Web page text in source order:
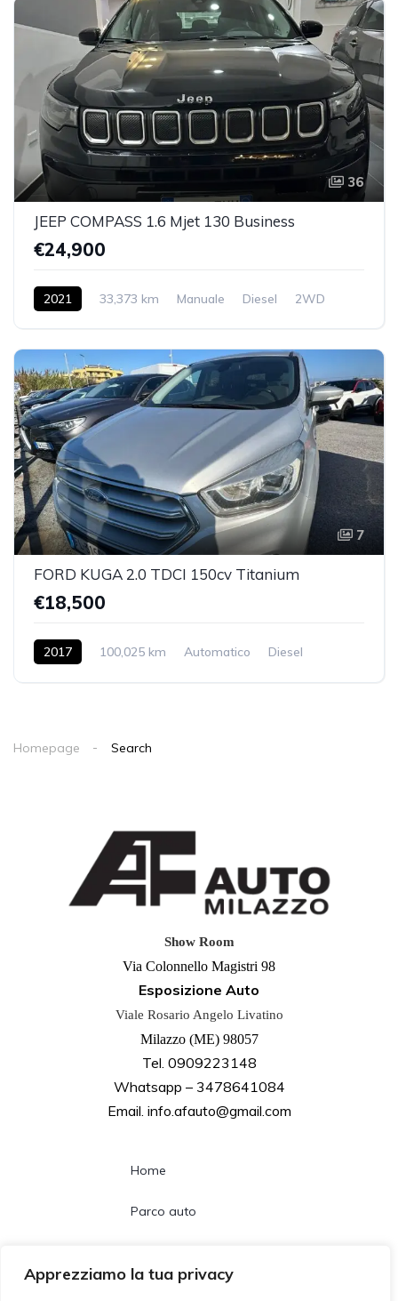
Apprezziamo la tua privacy
36
JEEP COMPASS 1.6 Mjet 130 Business
€24,900
2021 33,373 km Manuale Diesel 2WD
7
FORD KUGA 2.0 TDCI 150cv Titanium
€18,500
2017 100,025 km Automatico
Diesel
Homepage Search
Show Room
Via Colonnello Magistri 98
Esposizione Auto
Viale Rosario Angelo Livatino
Milazzo (ME) 98057
Tel. 0909223148
Whatsapp – 3478641084
Email. info.afauto@gmail.com
Home
Parco auto